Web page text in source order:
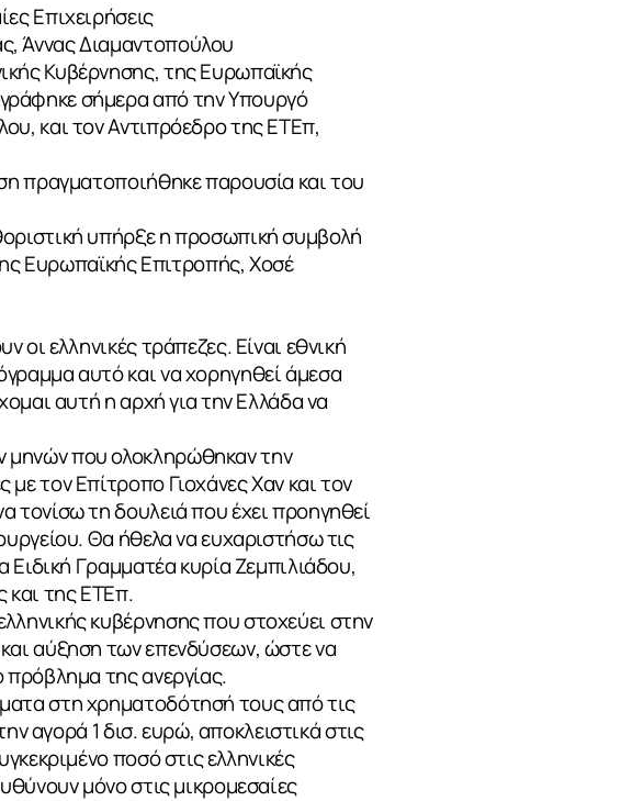
Επιχειρήσεις
Άννας Διαμαντοπούλου
Κυβέρνησης, της Ευρωπαϊκής
σήμερα από την Υπουργό
και τον Αντιπρόεδρο της ΕΤΕπ,
πραγματοποιήθηκε παρουσία και του
υπήρξε η προσωπική συμβολή
Ευρωπαϊκής Επιτροπής, Χοσέ
ελληνικές τράπεζες. Είναι εθνική
αυτό και να χορηγηθεί άμεσα
αυτή η αρχή για την Ελλάδα να
μηνών που ολοκληρώθηκαν την
τον Επίτροπο Γιοχάνες Χαν και τον
τη δουλειά που έχει προηγηθεί
Θα ήθελα να ευχαριστήσω τις
Ειδική Γραμματέα κυρία Ζεμπιλιάδου,
και της ΕΤΕπ.
κυβέρνησης που στοχεύει στην
αύξηση των επενδύσεων, ώστε να
πρόβλημα της ανεργίας.
στη χρηματοδότησή τους από τις
αγορά 1 δισ. ευρώ, αποκλειστικά στις
ποσό στις ελληνικές
μόνο στις μικρομεσαίες